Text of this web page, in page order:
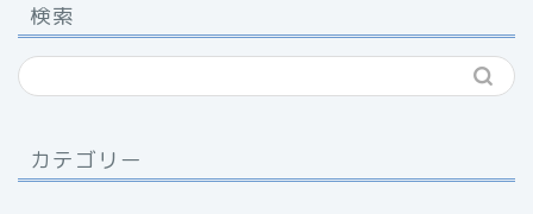
検索
カテゴリー